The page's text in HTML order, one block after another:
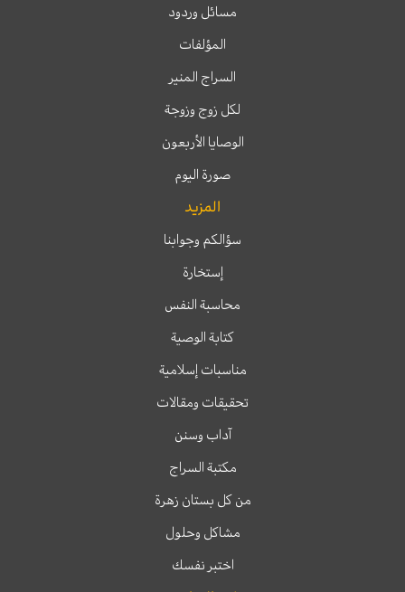
مسائل وردود
المؤلفات
السراج المنير
لكل زوج وزوجة
الوصايا الأربعون
صورة اليوم
المزيد
سؤالكم وجوابنا
إستخارة
محاسبة النفس
كتابة الوصية
مناسبات إسلامية
تحقيقات ومقالات
آداب وسنن
مكتبة السراج
من كل بستان زهرة
مشاكل وحلول
اختبر نفسك